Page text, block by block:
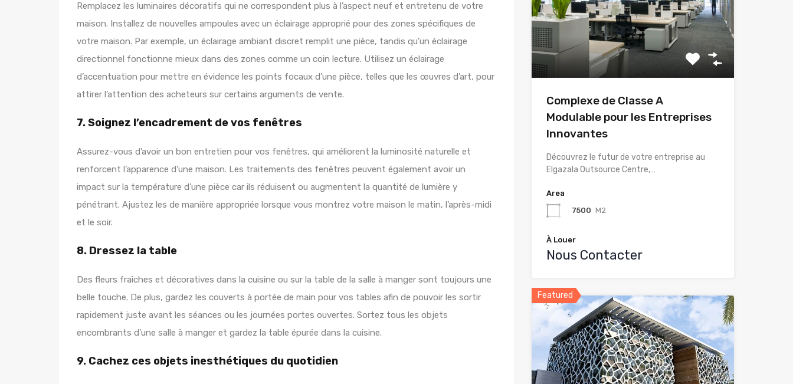
Remplacez les luminaires décoratifs qui ne correspondent plus à l’aspect neuf et entretenu de votre
maison. Installez de nouvelles ampoules avec un éclairage approprié pour des zones spécifiques de
votre maison. Par exemple, un éclairage ambiant discret remplit une pièce, tandis qu’un éclairage
directionnel fonctionne mieux dans des zones comme un coin lecture. Utilisez un éclairage
d’accentuation pour mettre en évidence les points focaux d’une pièce, telles que les œuvres d’art, pour
attirer l’attention des acheteurs sur certains arguments de vente.
7. Soignez l’encadrement de vos fenêtres
Assurez-vous d’avoir un bon entretien pour vos fenêtres, qui améliorent la luminosité naturelle et
renforcent l’apparence d’une maison. Les traitements des fenêtres peuvent également avoir un
impact sur la température d’une pièce car ils réduisent ou augmentent la quantité de lumière y
pénétrant. Ajustez les de manière appropriée lorsque vous montrez votre maison le matin, l’après-midi
et le soir.
8. Dressez la table
Des fleurs fraîches et décoratives dans la cuisine ou sur la table de la salle à manger sont toujours une
belle touche. De plus, gardez les couverts à portée de main pour vos tables afin de pouvoir les sortir
rapidement juste avant les séances ou les journées portes ouvertes. Sortez tous les objets
encombrants d’une salle à manger et gardez la table épurée dans la cuisine.
9. Cachez ces objets inesthétiques du quotidien
Complexe de Classe A
Modulable pour les Entreprises
Innovantes
Découvrez le futur de votre entreprise au
Elgazala Outsource Centre,…
Area
7500 M2
À Louer
Nous Contacter
Featured